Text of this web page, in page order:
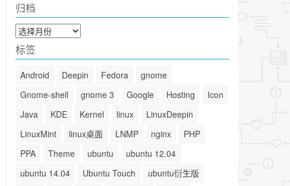
归档
归
档
标签
Android Deepin Fedora
gnome
Gnome-shell
gnome 3 Google Hosting
Icon
Java
KDE Kernel linux
LinuxDeepin
LinuxMint
linux桌面 LNMP nginx
PHP
PPA
Theme ubuntu
ubuntu 12.04
ubuntu 14.04
Ubuntu Touch
ubuntu衍生版